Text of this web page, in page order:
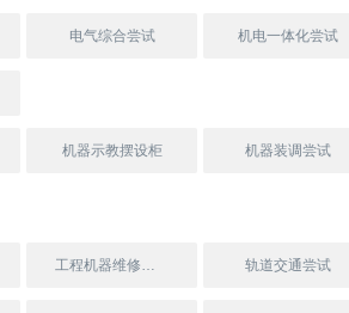
电气综合尝试 机电一体化尝试
机器示教摆设柜 机器装调尝试
工程机器维修尝试 轨道交通尝试